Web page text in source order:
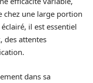
chez une large portion
il est essentiel
des attentes
dans sa